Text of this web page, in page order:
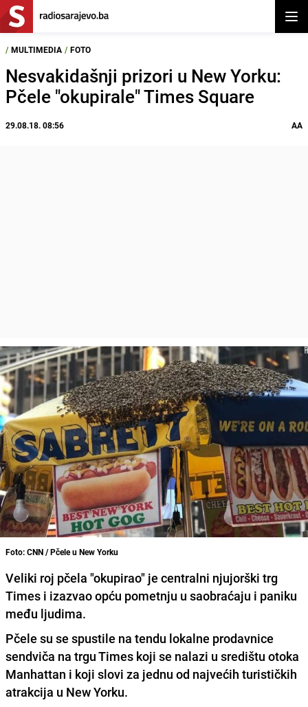
/ MULTIMEDIA / FOTO
Nesvakidašnji prizori u New Yorku:
Pčele "okupirale" Times Square
29.08.18. 08:56 AA
Foto: CNN / Pčele u New Yorku
Veliki roj pčela "okupirao" je centralni njujorški trg
Times i izazvao opću pometnju u saobraćaju i paniku
među ljudima.
Pčele su se spustile na tendu lokalne prodavnice
sendviča na trgu Times koji se nalazi u središtu otoka
Manhattan i koji slovi za jednu od najvećih turističkih
atrakcija u New Yorku.